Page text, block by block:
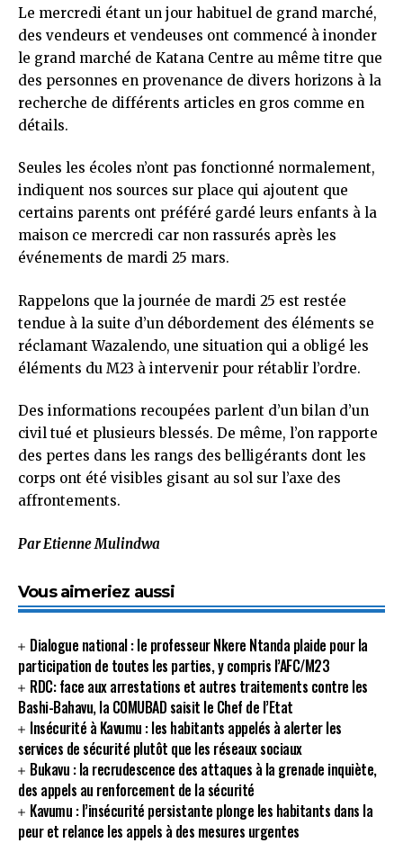
Le mercredi étant un jour habituel de grand marché,
des vendeurs et vendeuses ont commencé à inonder
le grand marché de Katana Centre au même titre que
des personnes en provenance de divers horizons à la
recherche de différents articles en gros comme en
détails.
Seules les écoles n’ont pas fonctionné normalement,
indiquent nos sources sur place qui ajoutent que
certains parents ont préféré gardé leurs enfants à la
maison ce mercredi car non rassurés après les
événements de mardi 25 mars.
Rappelons que la journée de mardi 25 est restée
tendue à la suite d’un débordement des éléments se
réclamant Wazalendo, une situation qui a obligé les
éléments du M23 à intervenir pour rétablir l’ordre.
Des informations recoupées parlent d’un bilan d’un
civil tué et plusieurs blessés. De même, l’on rapporte
des pertes dans les rangs des belligérants dont les
corps ont été visibles gisant au sol sur l’axe des
affrontements.
Par Etienne Mulindwa
Vous aimeriez aussi
Dialogue national : le professeur Nkere Ntanda plaide pour la
participation de toutes les parties, y compris l’AFC/M23
RDC: face aux arrestations et autres traitements contre les
Bashi-Bahavu, la COMUBAD saisit le Chef de l’Etat
Insécurité à Kavumu : les habitants appelés à alerter les
services de sécurité plutôt que les réseaux sociaux
Bukavu : la recrudescence des attaques à la grenade inquiète,
des appels au renforcement de la sécurité
Kavumu : l’insécurité persistante plonge les habitants dans la
peur et relance les appels à des mesures urgentes